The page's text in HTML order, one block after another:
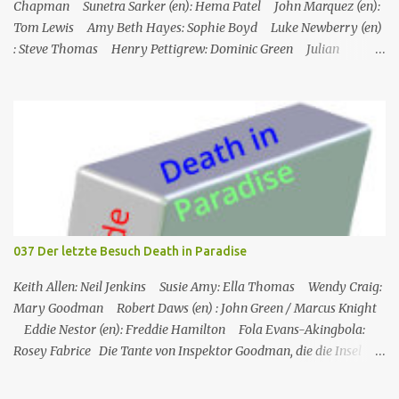
Chapman Sunetra Sarker (en): Hema Patel John Marquez (en):
Tom Lewis Amy Beth Hayes: Sophie Boyd Luke Newberry (en)
: Steve Thomas Henry Pettigrew: Dominic Green Julian
seinem Boot aufgefunden. Der Verdacht fällt zunächst auf die
Touristen, die das Boot mit seinem Steuermann am Tag des
Mordes gemietet hatten, und dann auf eine Gruppe von Touristen,
die das Boot am nächsten Tag mieten sollten. Einziges Problem:
Die Verdächtigen sind nach England zurückgekehrt. Der
Kommandant beschließt daraufhin, sein Team (mit Ausnahme von
JP) nach London zu schicken, um die Ermittlungen mit Hilfe eines
037 Der letzte Besuch Death in Paradise
Keith Allen: Neil Jenkins Susie Amy: Ella Thomas Wendy Craig:
Mary Goodman Robert Daws (en) : John Green / Marcus Knight
Eddie Nestor (en): Freddie Hamilton Fola Evans-Akingbola:
Rosey Fabrice Die Tante von Inspektor Goodman, die die Insel